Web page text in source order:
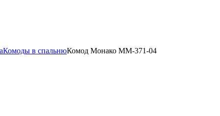
Комоды в спальнюКомод Монако ММ-371-04